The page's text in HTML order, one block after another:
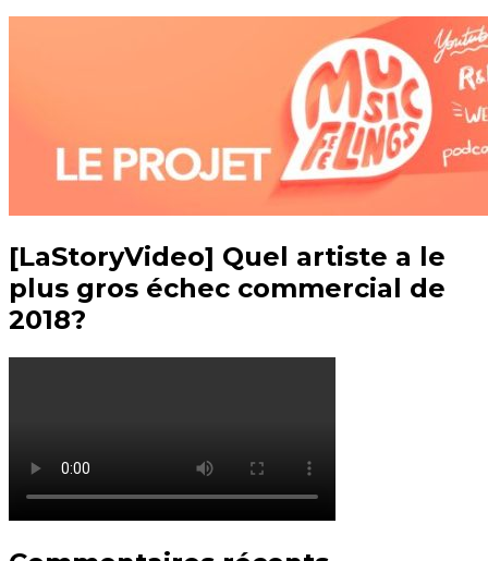
[LaStoryVideo] Quel artiste a le
plus gros échec commercial de
2018?